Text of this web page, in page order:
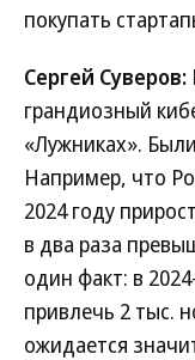
покупать
Сергей Суверов:
грандиозный
«Лужниках».
Например, что
2024 году
в два раза
один факт: в
привлечь 2 тыс.
ожидается